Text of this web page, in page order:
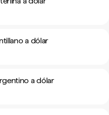
a dólar
a dólar